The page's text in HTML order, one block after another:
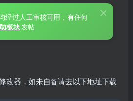
经过人工审核可用，有任何
板块发帖
改器，如未自备请去以下地址下载